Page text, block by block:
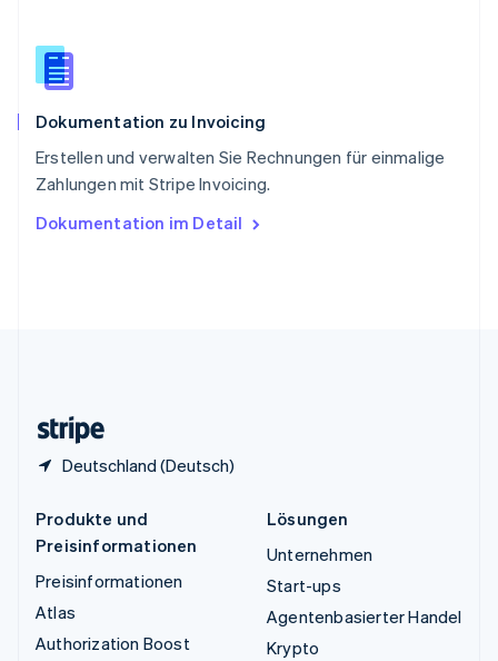
Dokumentation zu Invoicing
Erstellen und verwalten Sie Rechnungen für einmalige
Zahlungen mit Stripe Invoicing.
Dokumentation im Detail
Deutschland (Deutsch)
English
Spanien
Thailand
Tschechische Republik
English
English
Produkte und
Preisinformationen
Preisinformationen
Atlas
Authorization Boost
Lösungen
Unternehmen
Start-ups
Agentenbasierter Handel
Krypto